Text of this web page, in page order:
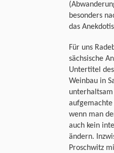
besonders
das
Für uns
sächsische
Untertitel
Weinbau in
wenn man
auch kein
ändern.
Proschwitz